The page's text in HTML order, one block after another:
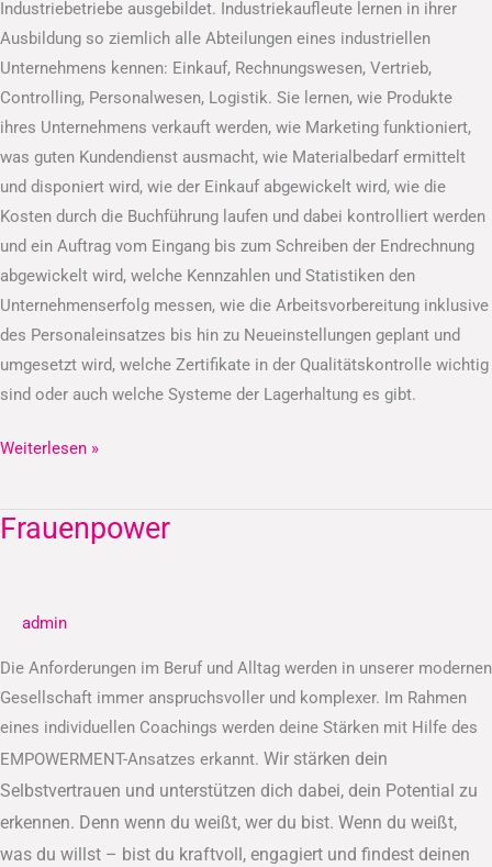
Industriebetriebe ausgebildet. Industriekaufleute lernen in ihrer
Ausbildung so ziemlich alle Abteilungen eines industriellen
Unternehmens kennen: Einkauf, Rechnungswesen, Vertrieb,
Controlling, Personalwesen, Logistik. Sie lernen, wie Produkte
ihres Unternehmens verkauft werden, wie Marketing funktioniert,
was guten Kundendienst ausmacht, wie Materialbedarf ermittelt
und disponiert wird, wie der Einkauf abgewickelt wird, wie die
Kosten durch die Buchführung laufen und dabei kontrolliert werden
und ein Auftrag vom Eingang bis zum Schreiben der Endrechnung
abgewickelt wird, welche Kennzahlen und Statistiken den
Unternehmenserfolg messen, wie die Arbeitsvorbereitung inklusive
des Personaleinsatzes bis hin zu Neueinstellungen geplant und
umgesetzt wird, welche Zertifikate in der Qualitätskontrolle wichtig
sind oder auch welche Systeme der Lagerhaltung es gibt.
Weiterlesen »
Frauenpower
admin
Die Anforderungen im Beruf und Alltag werden in unserer modernen
Gesellschaft immer anspruchsvoller und komplexer. Im Rahmen
eines individuellen Coachings werden deine Stärken mit Hilfe des
EMPOWERMENT-Ansatzes erkannt. Wir stärken dein
Selbstvertrauen und unterstützen dich dabei, dein Potential zu
erkennen. Denn wenn du weißt, wer du bist. Wenn du weißt,
was du willst – bist du kraftvoll, engagiert und findest deinen
Frauenpower